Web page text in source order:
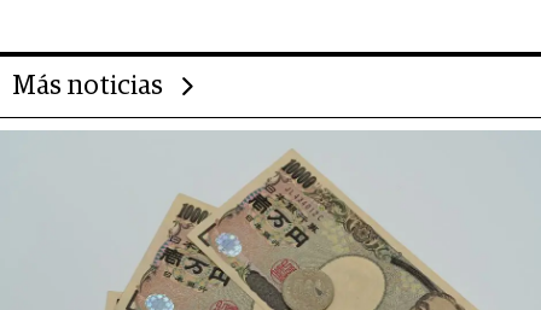
Más noticias